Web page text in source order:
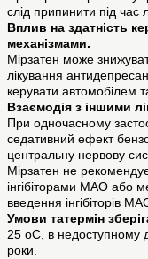
слід припинити під час
Вплив на здатність
механізмами.
Мірзатен може
лікування
керувати автомобілем
Взаємодія з іншими
При одночасному
седативний ефект
центральну нервову
Мірзатен не
інгібіторами МАО або
введення інгібіторів
Умови татермін
25 оС, в недоступному
роки.